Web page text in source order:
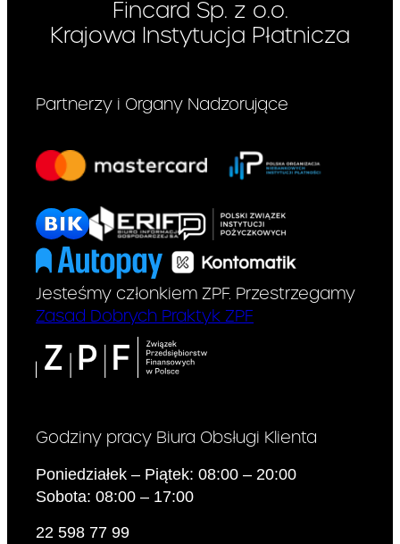
kwota do
konsumenta :
Jest to suma wszystkich
środków pieniężnych, które
kredytodawca udostępnia
Panu/Pani oraz wszelkie koszty,
które zobowiązany/a będzie
Pan/Pani ponieść w związku z
Kredyt
odroczonej
płatności :*
Fincard Sp. z o.o.
Krajowa Instytucja Płatnicza
Partnerzy i Organy Nadzorujące
Jesteśmy członkiem ZPF. Przestrzegamy
Zasad Dobrych Praktyk ZPF
Godziny pracy Biura Obsługi Klienta
Poniedziałek – Piątek: 08:00 – 20:00
Sobota: 08:00 – 17:00
22 598 77 99